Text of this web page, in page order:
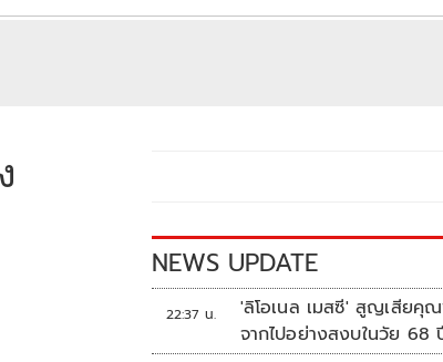
NEWS UPDATE
22:37 น.
'ลิโอเนล เมสซี' สูญเสียคุ
จากไปอย่างสงบในวัย 68